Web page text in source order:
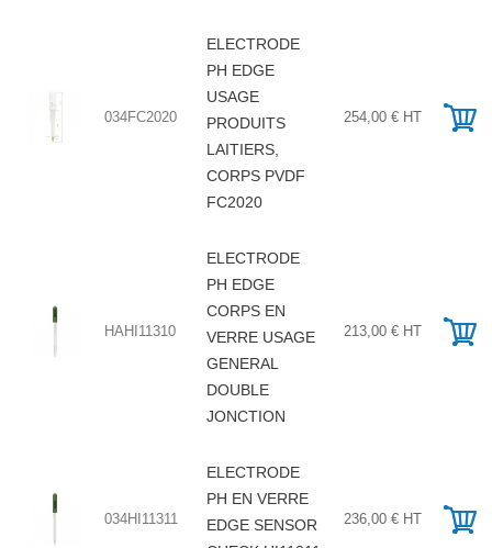
034FC2020
ELECTRODE
PH EDGE
USAGE
PRODUITS
LAITIERS,
CORPS PVDF
FC2020
254,00 € HT
HAHI11310
ELECTRODE
PH EDGE
CORPS EN
VERRE USAGE
GENERAL
DOUBLE
JONCTION
213,00 € HT
034HI11311
ELECTRODE
PH EN VERRE
EDGE SENSOR
236,00 € HT